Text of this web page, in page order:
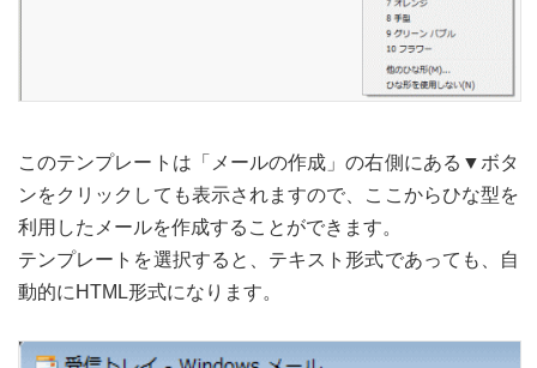
このテンプレートは「メールの作成」の右側にある▼ボタ
ンをクリックしても表示されますので、ここからひな型を
利用したメールを作成することができます。
テンプレートを選択すると、テキスト形式であっても、自
動的にHTML形式になります。